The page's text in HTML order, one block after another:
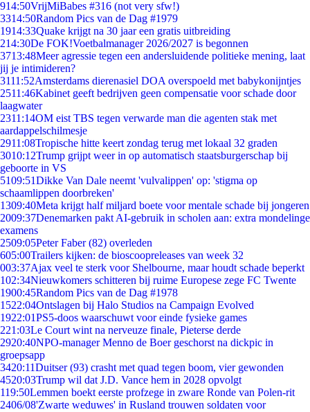
914:50VrijMiBabes #316 (not very sfw!)
3314:50Random Pics van de Dag #1979
1914:33Quake krijgt na 30 jaar een gratis uitbreiding
214:30De FOK!Voetbalmanager 2026/2027 is begonnen
3713:48Meer agressie tegen een andersluidende politieke mening, laat
jij je intimideren?
3111:52Amsterdams dierenasiel DOA overspoeld met babykonijntjes
2511:46Kabinet geeft bedrijven geen compensatie voor schade door
laagwater
2311:14OM eist TBS tegen verwarde man die agenten stak met
aardappelschilmesje
2911:08Tropische hitte keert zondag terug met lokaal 32 graden
3010:12Trump grijpt weer in op automatisch staatsburgerschap bij
geboorte in VS
5109:51Dikke Van Dale neemt 'vulvalippen' op: 'stigma op
schaamlippen doorbreken'
1309:40Meta krijgt half miljard boete voor mentale schade bij jongeren
2009:37Denemarken pakt AI-gebruik in scholen aan: extra mondelinge
examens
2509:05Peter Faber (82) overleden
605:00Trailers kijken: de bioscoopreleases van week 32
003:37Ajax veel te sterk voor Shelbourne, maar houdt schade beperkt
102:34Nieuwkomers schitteren bij ruime Europese zege FC Twente
1900:45Random Pics van de Dag #1978
1522:04Ontslagen bij Halo Studios na Campaign Evolved
1922:01PS5-doos waarschuwt voor einde fysieke games
221:03Le Court wint na nerveuze finale, Pieterse derde
2920:40NPO-manager Menno de Boer geschorst na dickpic in
groepsapp
3420:11Duitser (93) crasht met quad tegen boom, vier gewonden
4520:03Trump wil dat J.D. Vance hem in 2028 opvolgt
119:50Lemmen boekt eerste profzege in zware Ronde van Polen-rit
2406/08'Zwarte weduwes' in Rusland trouwen soldaten voor